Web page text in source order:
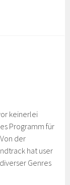
keinerlei
Programm für
der
hat user
Genres